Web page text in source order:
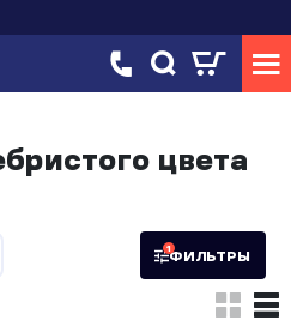
цвета
1ФИЛЬТРЫ